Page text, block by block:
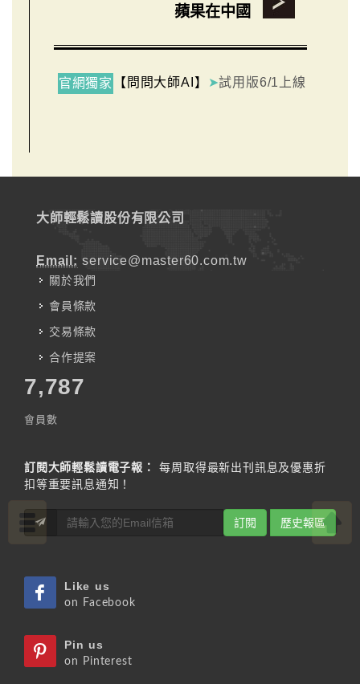
蘋果在中國
官網獨家 【問問大師AI】 ➤試用版6/1上線
大師輕鬆讀股份有限公司
Email: service@master60.com.tw
關於我們
會員條款
交易條款
合作提案
7,787
會員數
訂閱大師輕鬆讀電子報：
每周取得最新出刊訊息及優惠折
扣等重要訊息通知！
訂閱 歷史報區
Like us
on Facebook
Pin us
on Pinterest